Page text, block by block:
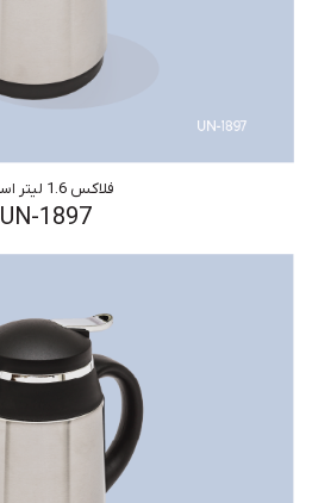
فلاکس 1.6 لیتر استیل
UN-1897